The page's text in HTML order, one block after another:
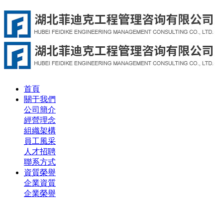
首頁
關于我們
公司簡介
經營理念
組織架構
員工風采
人才招聘
聯系方式
資質榮譽
企業資質
企業榮譽